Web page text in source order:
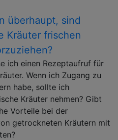
überhaupt, sind
Kräuter frischen
ich einen Rezeptaufruf für
Wenn ich Zugang zu
habe, sollte ich
Kräuter nehmen? Gibt
Vorteile bei der
getrockneten Kräutern mit